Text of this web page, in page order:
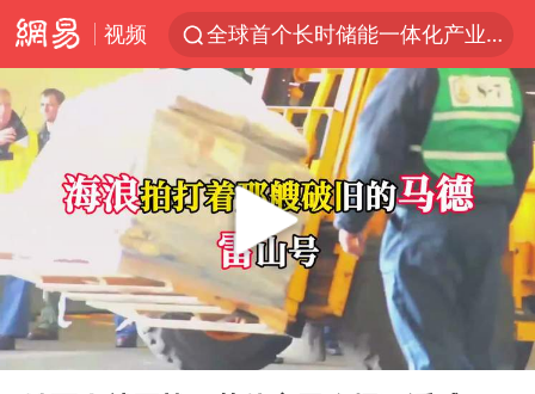
视频
全球首个长时储能一体化产业园量产
台风白海豚已进入24小时警戒线
“秋天的第一杯奶茶”6岁了
中国女篮70-67险胜尼日利亚女篮
四川宜宾高县4.9级地震致1死
上海：台风白海豚或将带来龙卷风
38岁演员求职万岁山NPC成功
Play
00:00